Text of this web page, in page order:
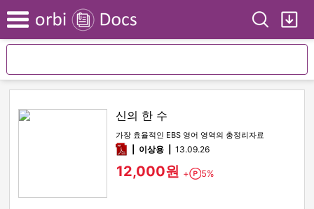
Menu Search
신의 한 수
가장 효율적인 EBS 영어 영역의 총정리자료
pdf이상용 13.09.26
12,000원 + Point
5%